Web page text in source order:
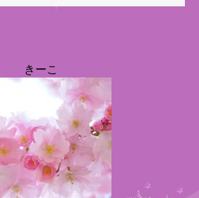
きーこ